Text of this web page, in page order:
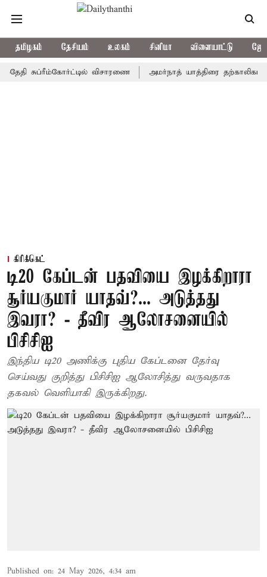
தமிழகம் தேசியம் உலகம் சினிமா விளையாட்டு
சுப்ரீம்கோர்ட்டில் விசாரணை அமர்நாத் யாத்திரை தற்காலிகமாக
கிரிக்கெட்
டி20 கேப்டன் பதவியை இழக்கிறாரா
சூர்யகுமார் யாதவ்?... அடுத்தது
இவரா? - தீவிர ஆலோசனையில்
பிசிசிஐ
இந்திய டி20 அணிக்கு புதிய கேப்டனை தேர்வு
செய்வது குறித்து பிசிசிஐ ஆலோசித்து வருவதாக
தகவல் வெளியாகி இருக்கிறது.
Published on: 24 May 2026, 4:34 am